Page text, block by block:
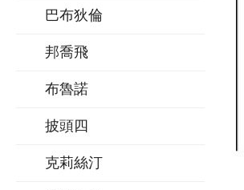
巴布狄倫
邦喬飛
布魯諾
披頭四
克莉絲汀